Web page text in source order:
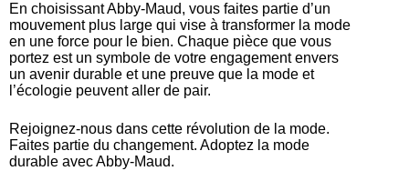
En choisissant Abby-Maud, vous faites partie d’un
mouvement plus large qui vise à transformer la mode
en une force pour le bien. Chaque pièce que vous
portez est un symbole de votre engagement envers
un avenir durable et une preuve que la mode et
l’écologie peuvent aller de pair.
Rejoignez-nous dans cette révolution de la mode.
Faites partie du changement. Adoptez la mode
durable avec Abby-Maud.